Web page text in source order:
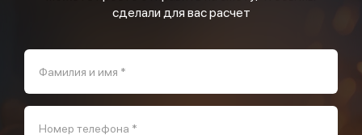
сделали для вас расчет
Фамилия и имя *
Номер телефона *